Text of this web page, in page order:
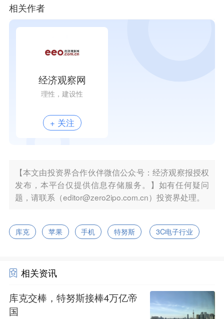
相关作者
经济观察网
理性，建设性
+ 关注
【本文由投资界合作伙伴微信公众号：经济观察报授权
发布，本平台仅提供信息存储服务。】如有任何疑问
题，请联系（editor@zero2ipo.com.cn）投资界处理。
库克 苹果 手机 特努斯 3C电子行业
相关资讯
库克交棒，特努斯接棒4万亿帝
国